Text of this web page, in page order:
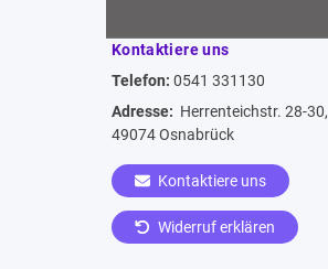
Kontaktiere uns
Telefon: 0541 331130
Adresse: Herrenteichstr. 28-30,
49074 Osnabrück
Kontaktiere uns
Widerruf erklären